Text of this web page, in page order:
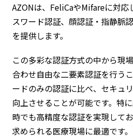
AZONは、FeliCaやMifareに対応
スワード認証、顔認証・指静脈
を提供します。
この多彩な認証方式の中から現
合わせ自由な二要素認証を行う
ードのみの認証に比べ、セキュ
向上させることが可能です。特
時でも高精度な認証を実現して
求められる医療現場に最適です。